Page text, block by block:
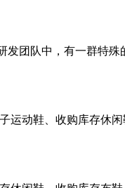
团队中，有一群特
运动鞋、收购库存休